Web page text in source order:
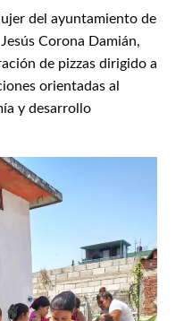
del ayuntamiento de
Corona Damián,
de pizzas dirigido a
orientadas al
y desarrollo